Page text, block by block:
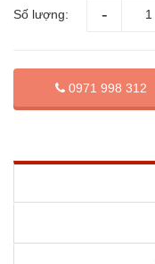
Số lượng:
0971 998 312